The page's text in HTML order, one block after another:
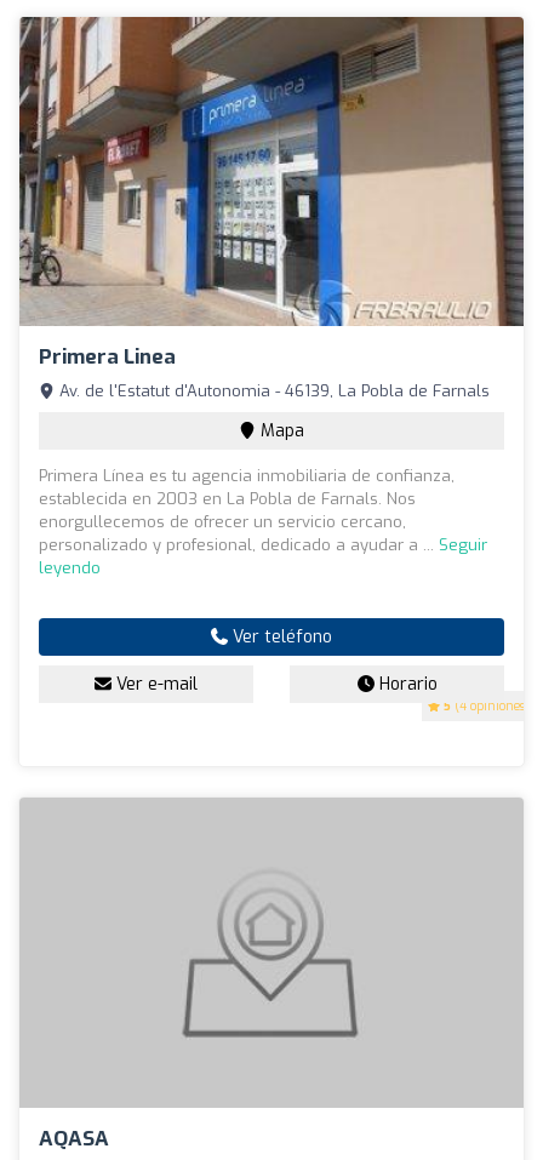
Primera Linea
5 (4 opiniones)
Av. de l'Estatut d'Autonomia - 46139, La Pobla de Farnals
Mapa
Primera Línea es tu agencia inmobiliaria de confianza,
establecida en 2003 en La Pobla de Farnals. Nos
enorgullecemos de ofrecer un servicio cercano,
personalizado y profesional, dedicado a ayudar a ... Seguir
leyendo
Ver teléfono
Ver e-mail Horario
AQASA